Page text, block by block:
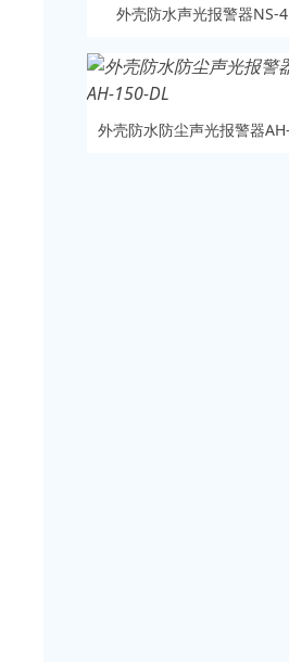
外壳防水声光报警器NS-4